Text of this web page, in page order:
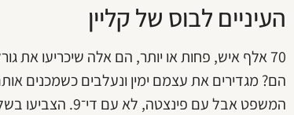
העיניים לבוס של קליין
70 אלף איש, פחות או יותר, הם אלה שיכריעו את
הם? מגדירים את עצמם ימין ונעלבים כשמכנים
המשפט אבל עם